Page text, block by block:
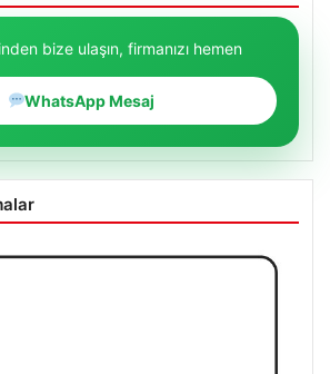
bize ulaşın, firmanızı hemen
WhatsApp Mesaj